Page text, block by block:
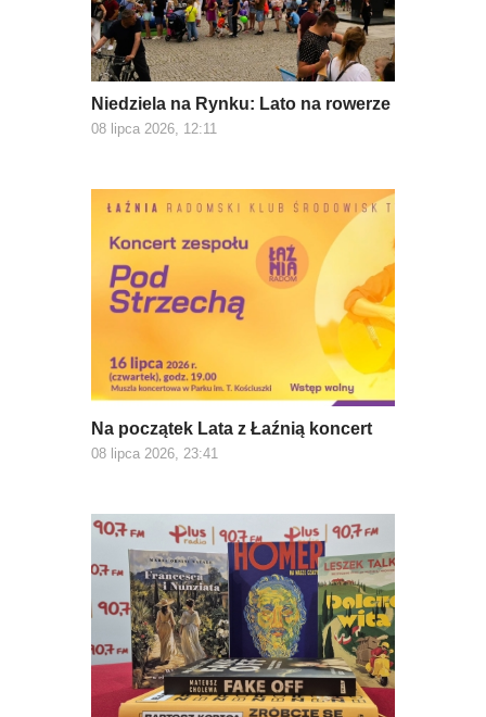
Niedziela na Rynku: Lato na rowerze
08 lipca 2026, 12:11
Na początek Lata z Łaźnią koncert
08 lipca 2026, 23:41